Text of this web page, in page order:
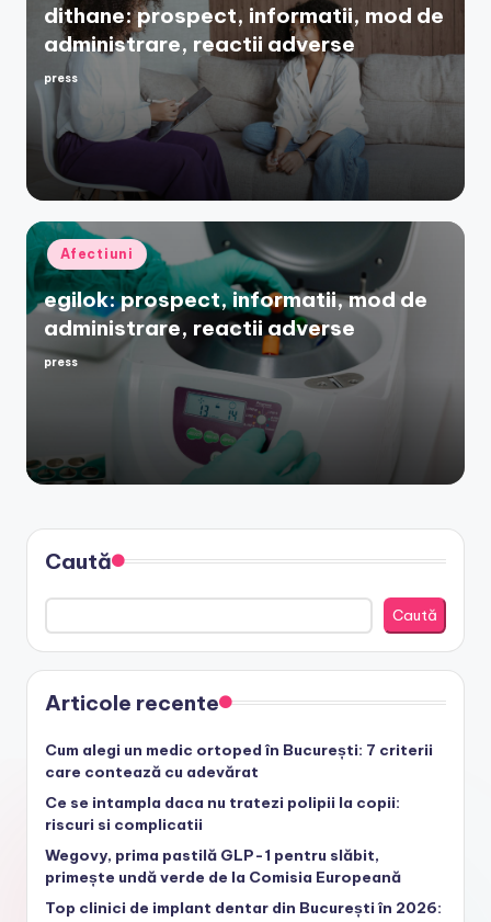
dithane: prospect, informatii, mod de
administrare, reactii adverse
Posted
press
Posted
in
Afectiuni
egilok: prospect, informatii, mod de
administrare, reactii adverse
Posted
press
Caută
Caută
Articole recente
Cum alegi un medic ortoped în București: 7 criterii
care contează cu adevărat
Ce se intampla daca nu tratezi polipii la copii:
riscuri si complicatii
Wegovy, prima pastilă GLP-1 pentru slăbit,
primește undă verde de la Comisia Europeană
Top clinici de implant dentar din București în 2026: